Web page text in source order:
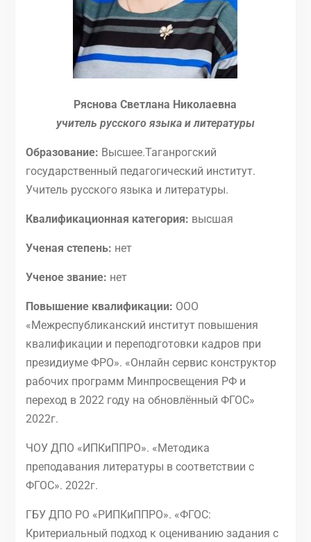
Ряснова Светлана Николаевна
учитель русского языка и литературы
Образование: Высшее.Таганрогский
государственный педагогический институт.
Учитель русского языка и литературы.
Квалификационная категория: высшая
Ученая степень: нет
Ученое звание: нет
Повышение квалификации: ООО
«Межреспубликанский институт повышения
квалификации и переподготовки кадров при
президиуме ФРО». «Онлайн сервис конструктор
рабочих программ Минпросвещения РФ и
переход в 2022 году на обновлённый ФГОС»
2022г.
ЧОУ ДПО «ИПКиППРО». «Методика
преподавания литературы в соответствии с
ФГОС». 2022г.
ГБУ ДПО РО «РИПКиППРО». «ФГОС:
Критериальный подход к оцениванию задания с